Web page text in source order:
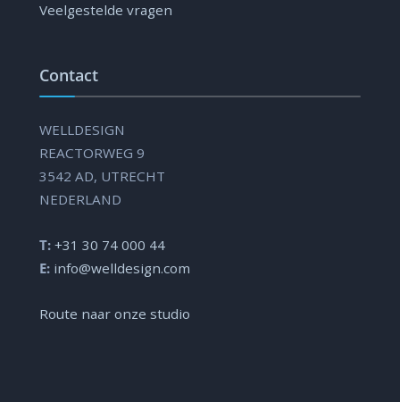
Veelgestelde vragen
Contact
WELLDESIGN
REACTORWEG 9
3542 AD, UTRECHT
NEDERLAND
T: +31 30 74 000 44
E: info@welldesign.com
Route naar onze studio